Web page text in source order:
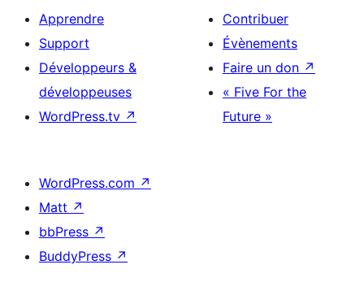
Apprendre
Support
Développeurs &
développeuses
WordPress.tv ↗
Contribuer
Évènements
Faire un don ↗
« Five For the
Future »
WordPress.com ↗
Matt ↗
bbPress ↗
BuddyPress ↗